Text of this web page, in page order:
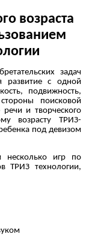
возраста
задач
развитие с одной
подвижность,
поисковой
и творческого
возрасту ТРИЗ-
под девизом
несколько игр по
ТРИЗ технологии,